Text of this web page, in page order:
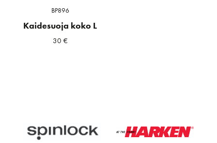
BP896
Kaidesuoja koko L
30 €